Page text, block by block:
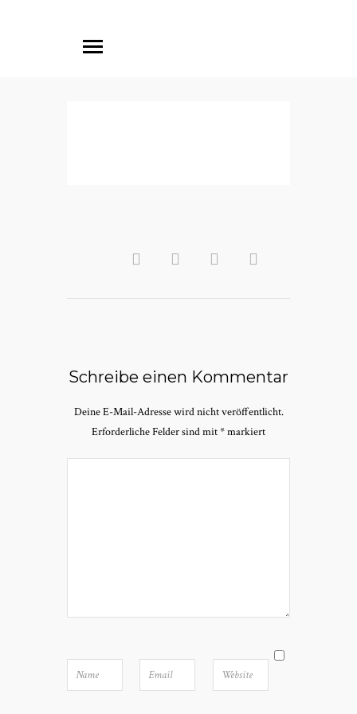
Schreibe einen Kommentar
Deine E-Mail-Adresse wird nicht veröffentlicht.
Erforderliche Felder sind mit*markiert